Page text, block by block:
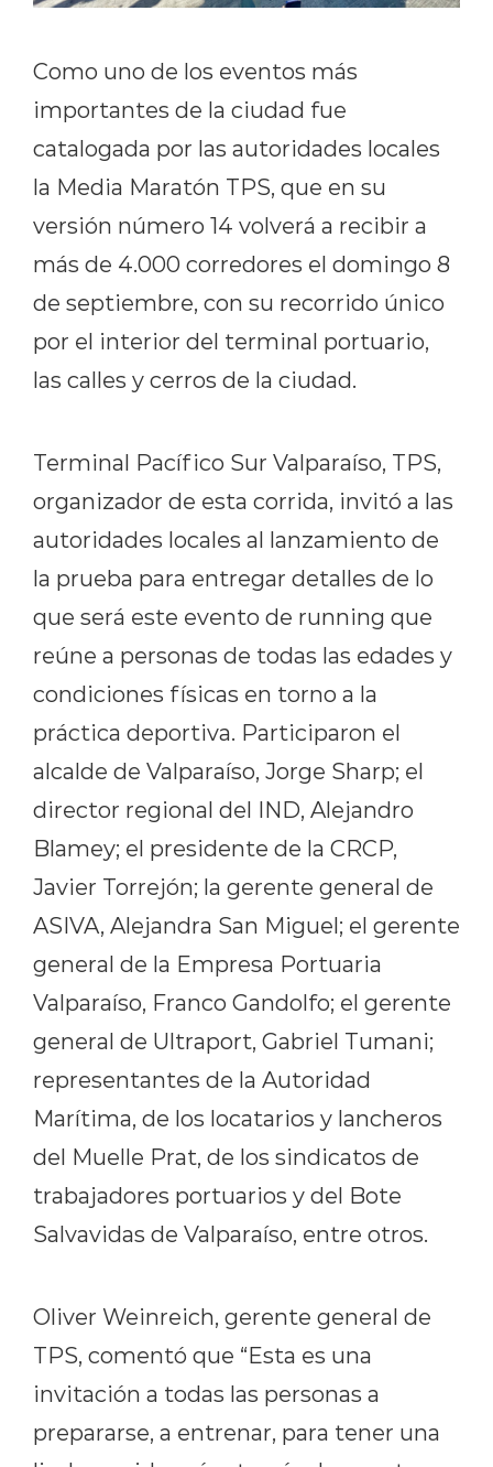
Como uno de los eventos más
importantes de la ciudad fue
catalogada por las autoridades locales
la Media Maratón TPS, que en su
versión número 14 volverá a recibir a
más de 4.000 corredores el domingo 8
de septiembre, con su recorrido único
por el interior del terminal portuario,
las calles y cerros de la ciudad.
Terminal Pacífico Sur Valparaíso, TPS,
organizador de esta corrida, invitó a las
autoridades locales al lanzamiento de
la prueba para entregar detalles de lo
que será este evento de running que
reúne a personas de todas las edades y
condiciones físicas en torno a la
práctica deportiva. Participaron el
alcalde de Valparaíso, Jorge Sharp; el
director regional del IND, Alejandro
Blamey; el presidente de la CRCP,
Javier Torrejón; la gerente general de
ASIVA, Alejandra San Miguel; el gerente
general de la Empresa Portuaria
Valparaíso, Franco Gandolfo; el gerente
general de Ultraport, Gabriel Tumani;
representantes de la Autoridad
Marítima, de los locatarios y lancheros
del Muelle Prat, de los sindicatos de
trabajadores portuarios y del Bote
Salvavidas de Valparaíso, entre otros.
Oliver Weinreich, gerente general de
TPS, comentó que “Esta es una
invitación a todas las personas a
prepararse, a entrenar, para tener una